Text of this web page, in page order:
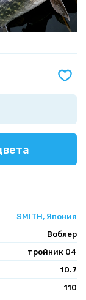
SMITH, Япония
Воблер
тройник 04
10.7
110